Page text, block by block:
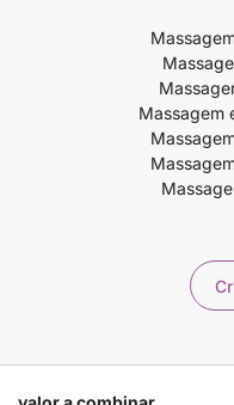
Massagem
Copyright ©2026